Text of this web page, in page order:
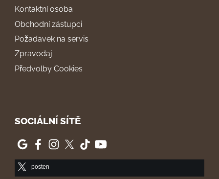
Kontaktní osoba
Obchodní zástupci
Požadavek na servis
Zpravodaj
Předvolby Cookies
SOCIÁLNÍ SÍTĚ
posten